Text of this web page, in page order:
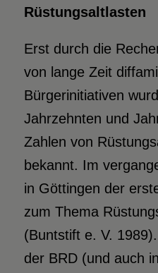
Rüstungsaltlasten
Erst durch die
von lange Zeit
Bürgerinitiativen
Jahrzehnten und
Zahlen von
bekannt. Im
in Göttingen der
zum Thema
(Buntstift e. V.
der BRD (und auch